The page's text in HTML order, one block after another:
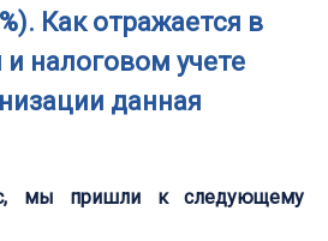
Как отражается в
и налоговом учете
данная
мы пришли к следующему